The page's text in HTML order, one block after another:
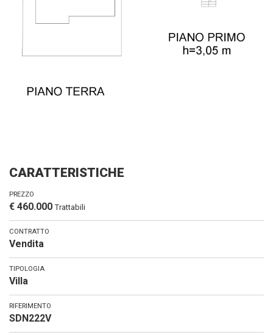
CARATTERISTICHE
PREZZO
€ 460.000 Trattabili
CONTRATTO
Vendita
TIPOLOGIA
Villa
RIFERIMENTO
SDN222V